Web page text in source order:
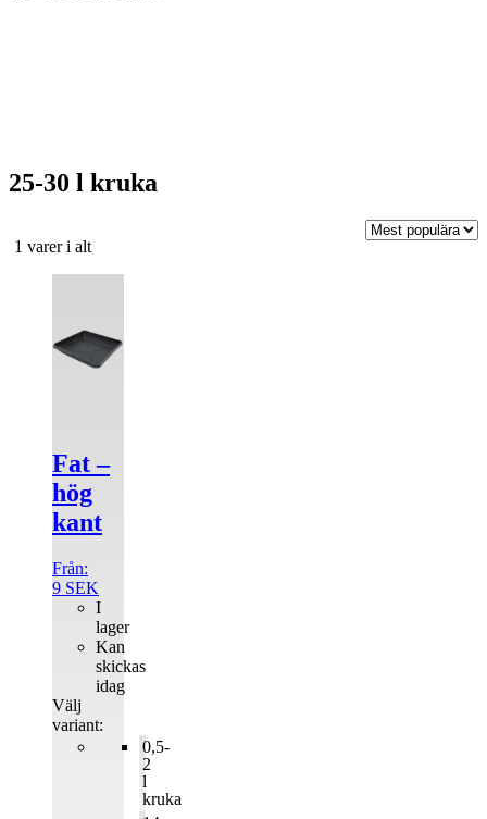
25-30 l kruka
1 varer i altSortera
Fat –
hög
kant
Från:
9 SEK
0,5-
2
l
kruka
I
lager
Kan
skickas
idag
Välj
variant:
har
flera
kan
väljas
på
produktsidan